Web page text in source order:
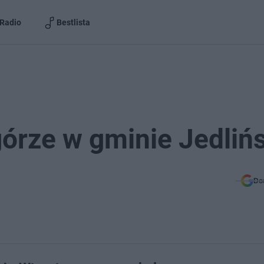
Radio Bestlista
w gminie